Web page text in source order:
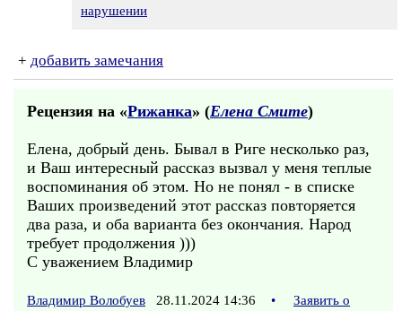
нарушении
+ добавить замечания
Рецензия на «Рижанка» (Елена Смите)
Елена, добрый день. Бывал в Риге несколько раз,
и Ваш интересный рассказ вызвал у меня теплые
воспоминания об этом. Но не понял - в списке
Ваших произведений этот рассказ повторяется
два раза, и оба варианта без окончания. Народ
требует продолжения )))
С уважением Владимир
Владимир Волобуев 28.11.2024 14:36 •
Заявить о